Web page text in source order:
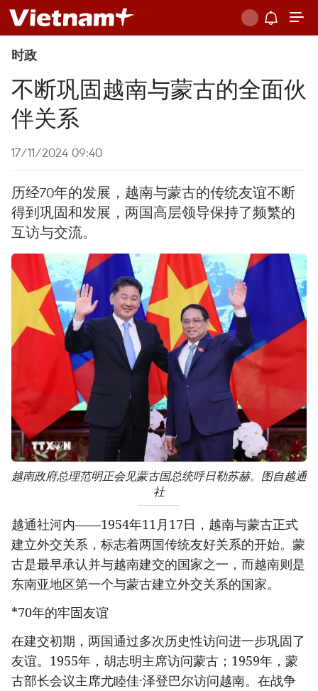
时政
不断巩固越南与蒙古的全面伙
伴关系
17/11/2024 09:40
历经70年的发展，越南与蒙古的传统友谊不断
得到巩固和发展，两国高层领导保持了频繁的
互访与交流。
越南政府总理范明正会见蒙古国总统呼日勒苏赫。图自越通
社
越通社河内——1954年11月17日，越南与蒙古正式
建立外交关系，标志着两国传统友好关系的开始。蒙
古是最早承认并与越南建交的国家之一，而越南则是
东南亚地区第一个与蒙古建立外交关系的国家。
*70年的牢固友谊
在建交初期，两国通过多次历史性访问进一步巩固了
友谊。1955年，胡志明主席访问蒙古；1959年，蒙
古部长会议主席尤睦佳·泽登巴尔访问越南。在战争